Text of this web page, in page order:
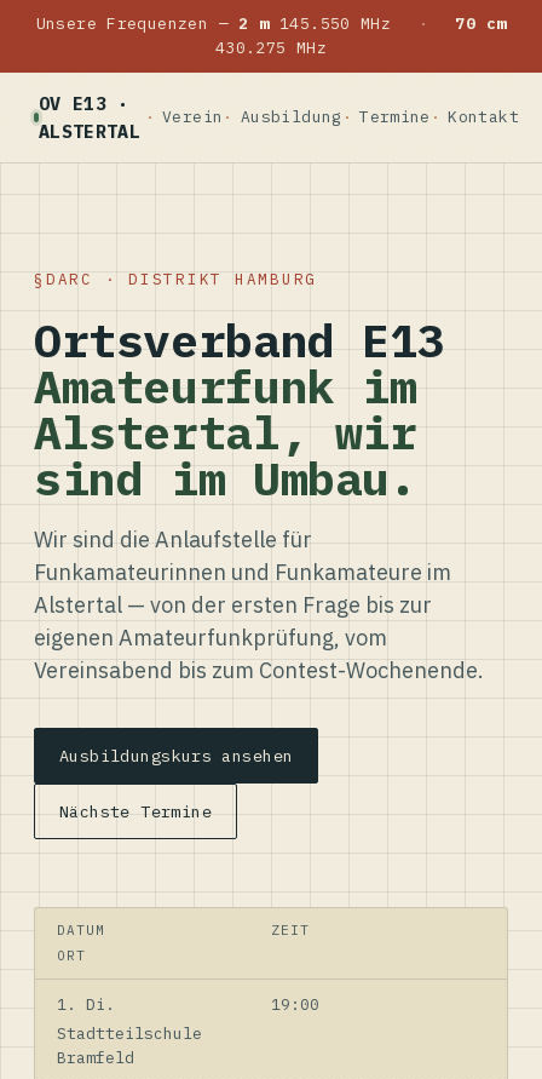
Unsere Frequenzen — 2 m145.550 MHz ·
70 cm
430.275 MHz
OV E13 ·
ALSTERTAL
Verein Ausbildung Termine Kontakt
DARC · DISTRIKT HAMBURG
Ortsverband E13
Amateurfunk im
Alstertal, wir
sind im Umbau.
Wir sind die Anlaufstelle für
Funkamateurinnen und Funkamateure im
Alstertal — von der ersten Frage bis zur
eigenen Amateurfunkprüfung, vom
Vereinsabend bis zum Contest-Wochenende.
Ausbildungskurs ansehen
Nächste Termine
DATUM
ZEIT
ORT
1. Di.
19:00
Stadtteilschule
Bramfeld